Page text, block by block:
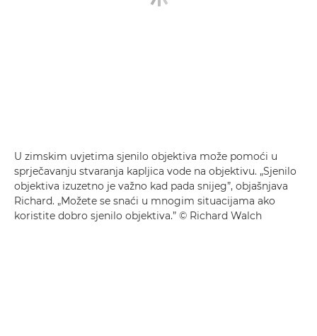
U zimskim uvjetima sjenilo objektiva može pomoći u
sprječavanju stvaranja kapljica vode na objektivu. „Sjenilo
objektiva izuzetno je važno kad pada snijeg”, objašnjava
Richard. „Možete se snaći u mnogim situacijama ako
koristite dobro sjenilo objektiva.” © Richard Walch